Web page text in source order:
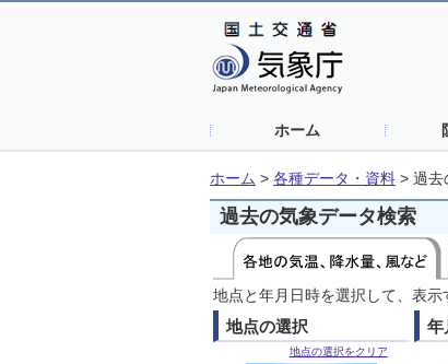
ホーム
ホーム > 各種データ・資料 > 過去
過去の気象データ検索
地点と年月日時を選択して、表示
地点の選択
地点の選択をクリア
年